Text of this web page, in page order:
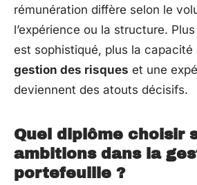
rémunération diffère selon le
l’expérience ou la structure.
est sophistiqué, plus la capacité
gestion des risques et une
deviennent des atouts décisifs.
Quel diplôme choisir
ambitions dans la
portefeuille ?